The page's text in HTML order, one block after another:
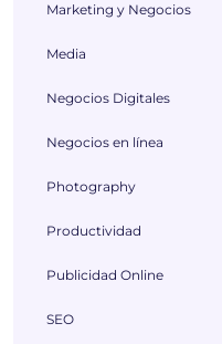
Marketing y Negocios
Media
Negocios Digitales
Negocios en línea
Photography
Productividad
Publicidad Online
SEO